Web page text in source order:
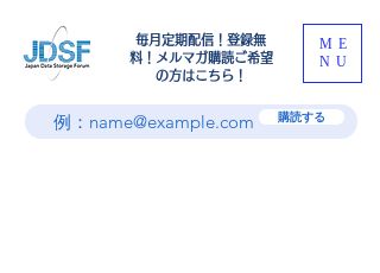
​毎月定期配信！登録無
料！メルマガ購読ご希望
の方はこちら！
ME
NU
購読する